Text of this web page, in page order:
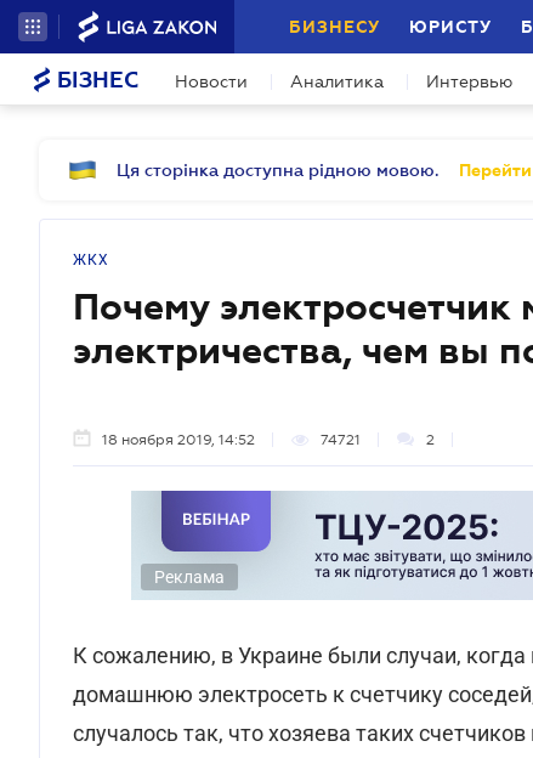
БИЗНЕСУ ЮРИСТУ
БІЗНЕС Новости Аналитика Интервью
Ця сторінка доступна рідною мовою. Перейти
ЖКХ
Почему
электричества, чем вы
18 ноября 2019, 14:52 74721 2
Реклама
К сожалению, в Украине были случаи,
домашнюю электросеть к счетчику
случалось так, что хозяева таких